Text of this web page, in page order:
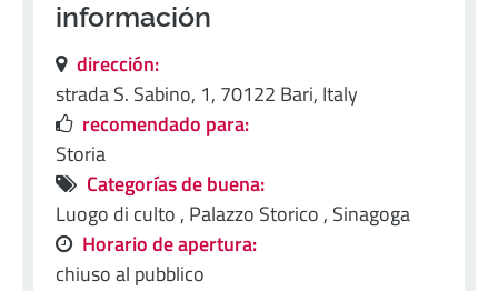
información
dirección:
strada S. Sabino, 1, 70122 Bari, Italy
recomendado para:
Storia
Categorías de buena:
Luogo di culto , Palazzo Storico , Sinagoga
Horario de apertura:
chiuso al pubblico